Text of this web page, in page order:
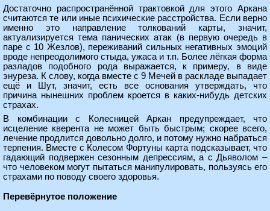
Достаточно распространённой трактовкой для этого Аркана
считаются те или иные психические расстройства. Если верно
именно это направление толкований карты, значит,
актуализируется тема панических атак (в первую очередь в
паре с 10 Жезлов), переживаний сильных негативных эмоций
вроде непреодолимого стыда, ужаса и т.п. Более лёгкая форма
разладов подобного рода выражается, к примеру, в виде
энуреза. К слову, когда вместе с 9 Мечей в раскладе выпадает
ещё и Шут, значит, есть все основания утверждать, что
причина нынешних проблем кроется в каких-нибудь детских
страхах.
В комбинации с Колесницей Аркан предупреждает, что
исцеление кверента не может быть быстрым; скорее всего,
лечение продлится довольно долго, и потому нужно набраться
терпения. Вместе с Колесом Фортуны карта подсказывает, что
гадающий подвержен сезонным депрессиям, а с Дьяволом –
что человеком могут пытаться манипулировать, пользуясь его
страхами по поводу своего здоровья.
Перевёрнутое положение